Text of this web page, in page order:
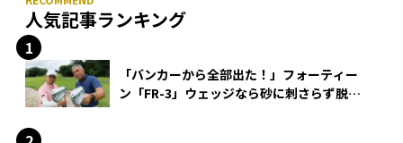
人気記事ランキング
「バンカーから全部出た！」フォーティー
ン「FR-3」ウェッジなら砂に刺さらず脱出